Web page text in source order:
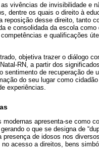
vivências de invisibilidade e
dentre os quais o direito à
desse direito, tanto
e consolidada da escola
e qualificações
objetiva trazer o diálogo
RN, a partir dos
sentimento de recuperação de
do seu lugar como
experiências.
apresenta-se como
o que se designa de
de idosos nos
acesso a direitos, bens